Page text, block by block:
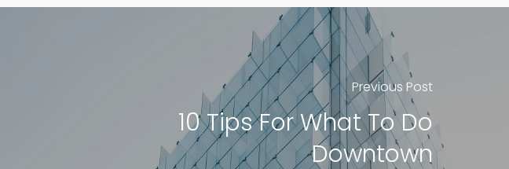
Previous Post
10 Tips For What To Do
Downtown